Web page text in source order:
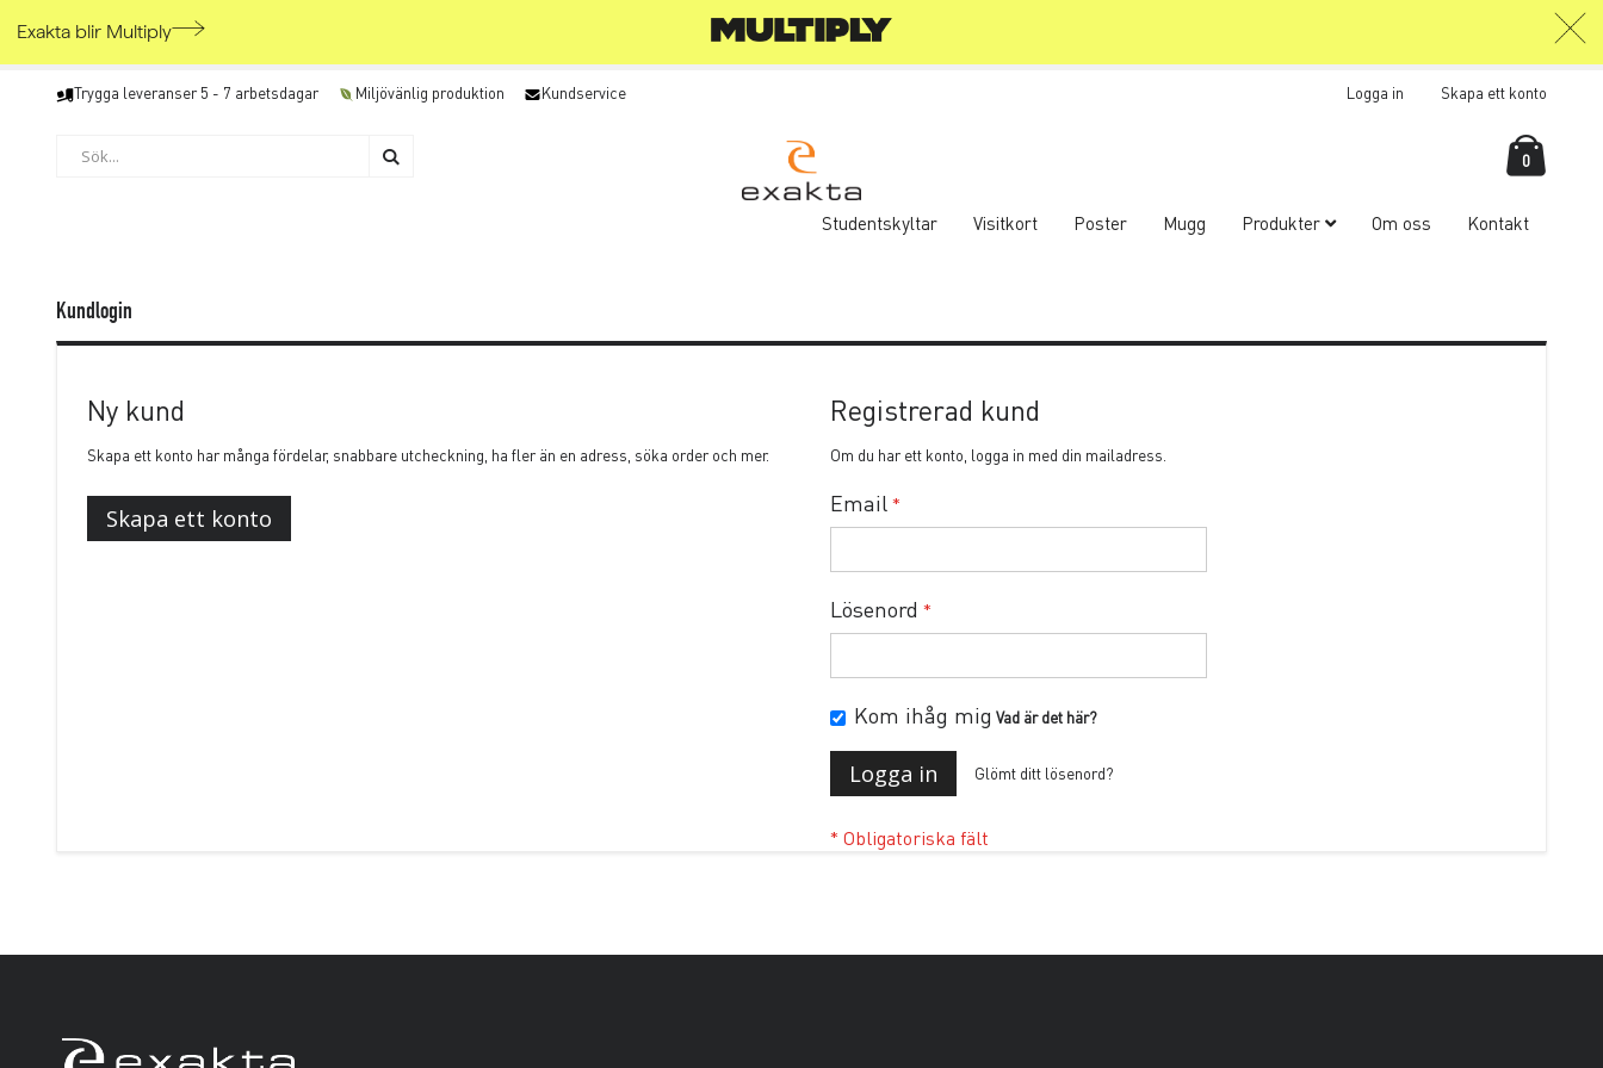
Exakta blir Multiply
SkipTrygga leveranser 5 - 7 arbetsdagar Miljövänlig produktion Kundservice Logga in Skapa ett konto
0items
Kontakt
Om oss
Produkter
Mugg
Poster
Visitkort
Studentskyltar
Kundlogin
Ny kund
Skapa ett konto har många fördelar, snabbare utcheckning, ha fler än en adress, söka order och mer.
Skapa ett konto
Registrerad kund
Om du har ett konto, logga in med din mailadress.
Email
Lösenord
Kom ihåg mig Vad är det här?
Logga in Glömt ditt lösenord?